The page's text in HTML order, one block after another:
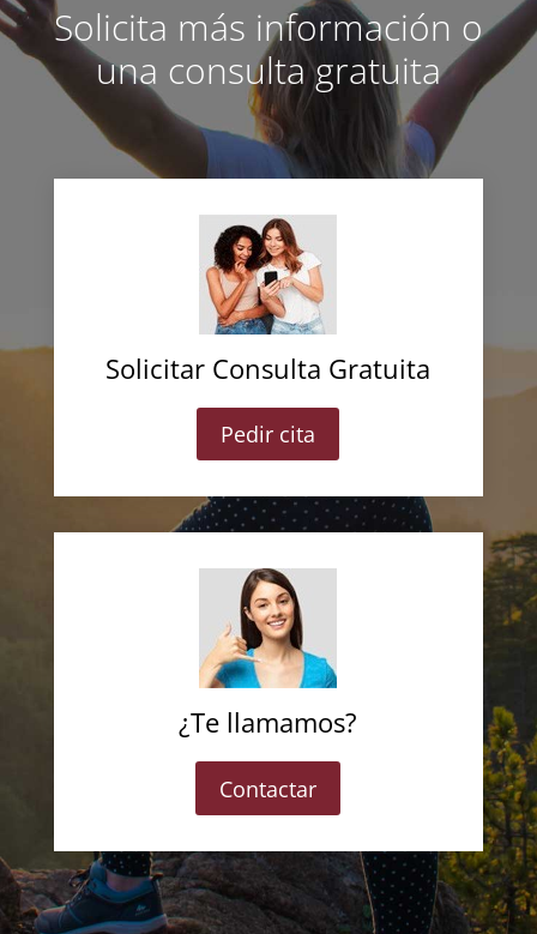
Solicita más información o
una consulta gratuita
Solicitar Consulta Gratuita
Pedir cita
¿Te llamamos?
Contactar